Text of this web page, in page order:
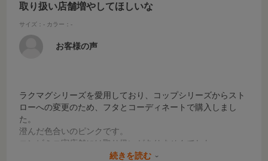
取り扱い店舗増やしてほしいな
サイズ：- カラー：-
お客様の声
ラクマグシリーズを愛用しており、コップシリーズからスト
ローへの変更のため、フタとコーディネートで購入しまし
た。
澄んだ色合いのピンクです。
コンビミニ実店舗には取り扱いがありませんでした。
ドラッグストアなど、購入できる店舗を増やしてほしいで
続きを読む